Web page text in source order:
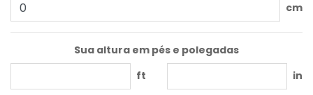
cm
Sua altura em pés e polegadas
ft
in